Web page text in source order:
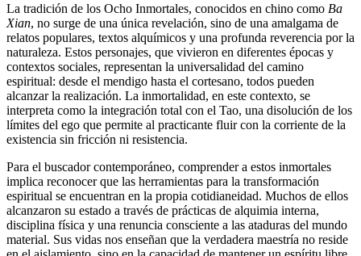
La tradición de los Ocho Inmortales, conocidos en chino como Ba
Xian, no surge de una única revelación, sino de una amalgama de
relatos populares, textos alquímicos y una profunda reverencia por la
naturaleza. Estos personajes, que vivieron en diferentes épocas y
contextos sociales, representan la universalidad del camino
espiritual: desde el mendigo hasta el cortesano, todos pueden
alcanzar la realización. La inmortalidad, en este contexto, se
interpreta como la integración total con el Tao, una disolución de los
límites del ego que permite al practicante fluir con la corriente de la
existencia sin fricción ni resistencia.
Para el buscador contemporáneo, comprender a estos inmortales
implica reconocer que las herramientas para la transformación
espiritual se encuentran en la propia cotidianeidad. Muchos de ellos
alcanzaron su estado a través de prácticas de alquimia interna,
disciplina física y una renuncia consciente a las ataduras del mundo
material. Sus vidas nos enseñan que la verdadera maestría no reside